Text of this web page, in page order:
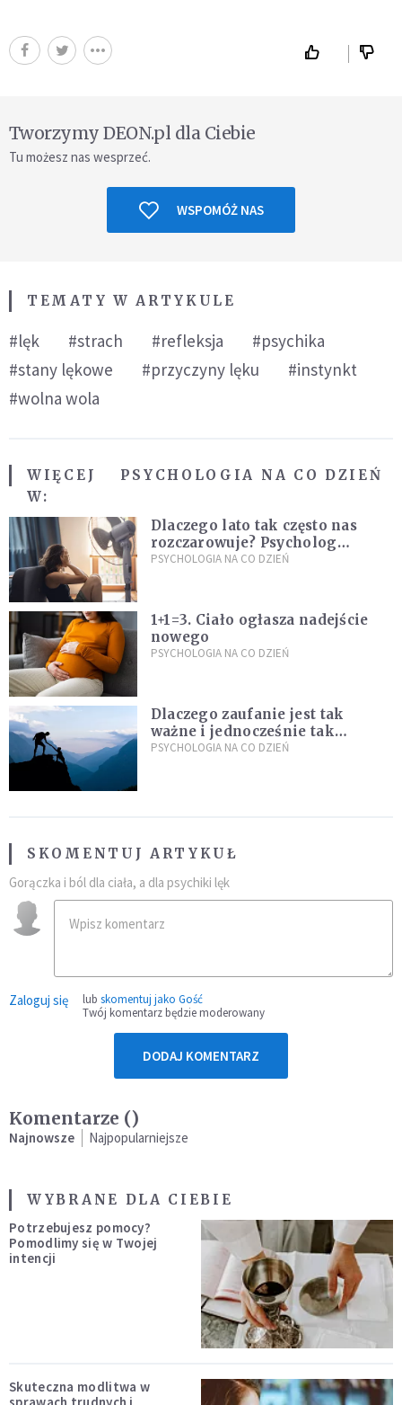
Tworzymy DEON.pl dla Ciebie
Tu możesz nas wesprzeć.
WSPOMÓŻ NAS
TEMATY W ARTYKULE
#lęk #strach #refleksja
#psychika
#stany lękowe
#przyczyny lęku
#instynkt
#wolna wola
WIĘCEJ
W:
PSYCHOLOGIA NA CO DZIEŃ
Dlaczego lato tak często nas
rozczarowuje? Psycholog
wyjaśnia, skąd bierze się presja
PSYCHOLOGIA NA CO DZIEŃ
1+1=3. Ciało ogłasza nadejście
nowego
PSYCHOLOGIA NA CO DZIEŃ
Dlaczego zaufanie jest tak
ważne i jednocześnie tak
trudne?
PSYCHOLOGIA NA CO DZIEŃ
SKOMENTUJ ARTYKUŁ
Gorączka i ból dla ciała, a dla psychiki lęk
Zaloguj się lub skomentuj jako Gość
Twój komentarz będzie moderowany
DODAJ KOMENTARZ
Komentarze ()
Najnowsze Najpopularniejsze
WYBRANE DLA CIEBIE
Potrzebujesz pomocy?
Pomodlimy się w Twojej
intencji
Skuteczna modlitwa w